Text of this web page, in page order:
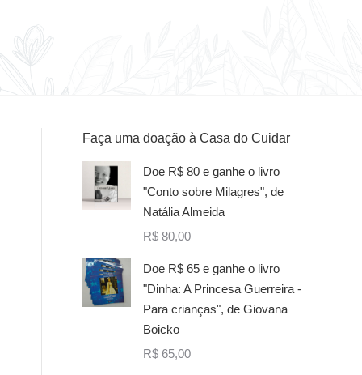
Faça uma doação à Casa do Cuidar
Doe R$ 80 e ganhe o livro
"Conto sobre Milagres", de
Natália Almeida
R$ 80,00
Doe R$ 65 e ganhe o livro
"Dinha: A Princesa Guerreira -
Para crianças", de Giovana
Boicko
R$ 65,00